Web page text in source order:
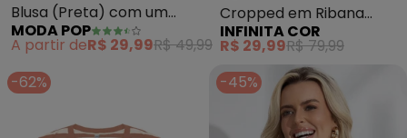
Blusa (Preta) com um
Ombro Só
MODA POP
A partir deR$ 29,99R$ 49,99
Cropped em Ribana
Viscose (Bege)
INFINITA COR
R$ 29,99R$ 79,99
-62%
-45%